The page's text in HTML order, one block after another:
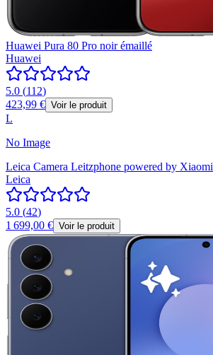
Huawei Pura 80 Pro noir émaillé
Huawei
5.0 (112)
423,99 € Voir le produit
L
No Image
Leica Camera Leitzphone powered by Xiaomi
Leica
5.0 (42)
1 699,00 € Voir le produit